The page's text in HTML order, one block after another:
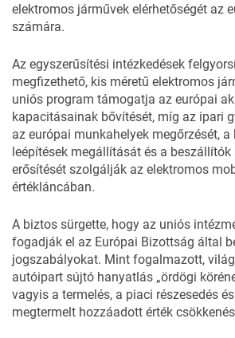
elektromos járművek elérhetőségét az
számára.
Az egyszerűsítési intézkedések
megfizethető, kis méretű elektromos
uniós program támogatja az európai
kapacitásainak bővítését, míg az ipari
az európai munkahelyek megőrzését,
leépítések megállítását és a beszállítók
erősítését szolgálják az elektromos
értékláncában.
A biztos sürgette, hogy az uniós
fogadják el az Európai Bizottság által
jogszabályokat. Mint fogalmazott,
autóipart sújtó hanyatlás „ördögi
vagyis a termelés, a piaci részesedés
megtermelt hozzáadott érték